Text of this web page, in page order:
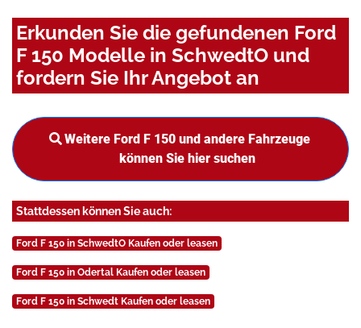
Erkunden Sie die gefundenen Ford
F 150 Modelle in SchwedtO und
fordern Sie Ihr Angebot an
Weitere Ford F 150 und andere Fahrzeuge
können Sie hier suchen
Stattdessen können Sie auch:
Ford F 150 in SchwedtO Kaufen oder leasen
Ford F 150 in Odertal Kaufen oder leasen
Ford F 150 in Schwedt Kaufen oder leasen